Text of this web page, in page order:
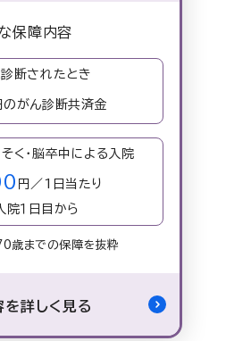
保障内容
診断されたとき
のがん診断共済金
そく・脳卒中による入院
円／1日当たり
１日目から
までの保障を抜粋
詳しく見る